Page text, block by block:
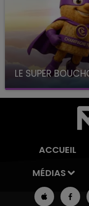
LE SUPER
avec La Famille
ACCUEIL
MÉDIAS